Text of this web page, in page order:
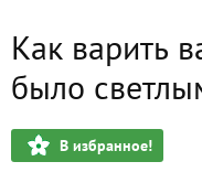
Как варить
было
В избранное!